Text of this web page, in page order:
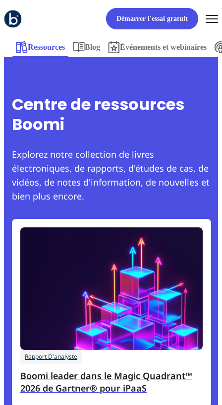
Démarrer l'essai gratuit
Ressources Blog Événements et webinaires
Centre de ressources
Boomi
Explorez notre collection de livres
électroniques, de rapports, d'études de cas, de
vidéos, de notes d'information, de nouvelles et
bien plus encore.
Rapport D'analyste
Boomi leader dans le Magic Quadrant™
2026 de Gartner® pour iPaaS